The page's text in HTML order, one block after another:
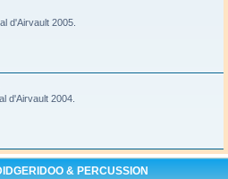
d'Airvault 2005.
d'Airvault 2004.
& PERCUSSION